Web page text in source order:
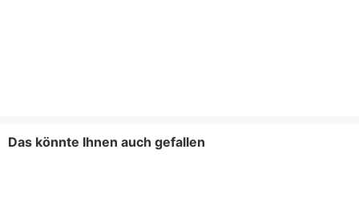
Das könnte Ihnen auch gefallen